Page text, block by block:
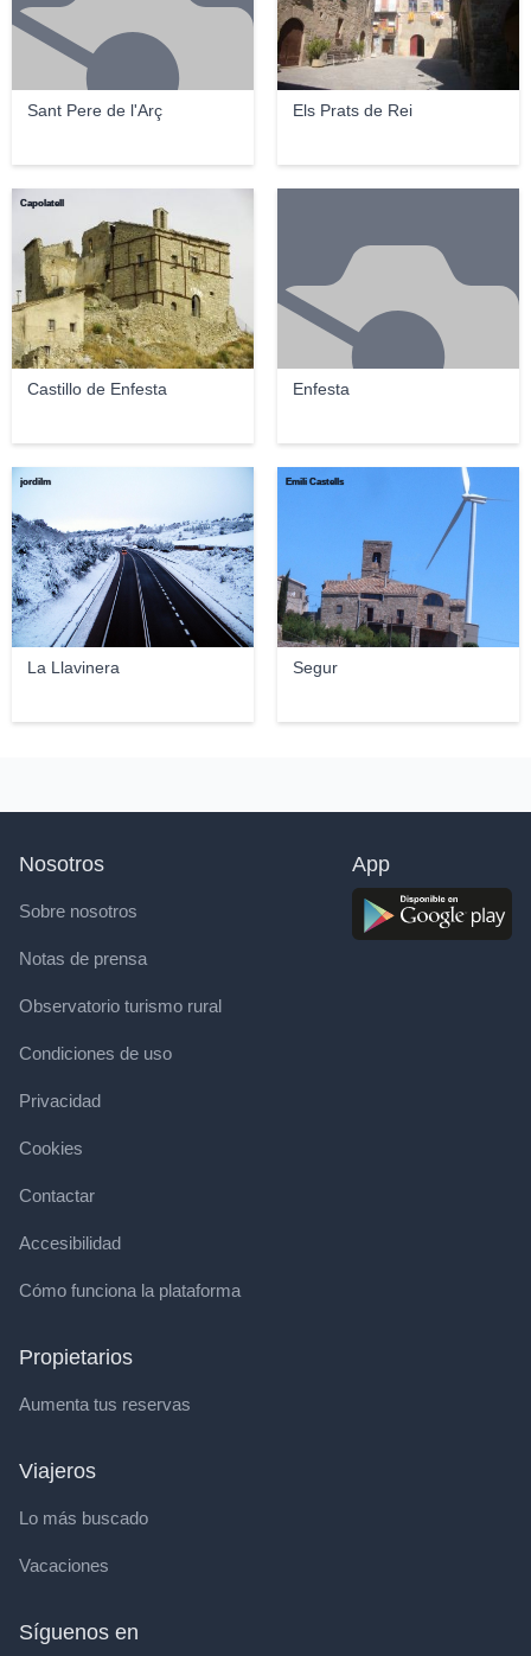
Sant Pere de l'Arç Els Prats de Rei
Castillo de Enfesta
Capolatell
Enfesta
La Llavinera
jordilm
Segur
Emili Castells
Nosotros
Sobre nosotros
Notas de prensa
Observatorio turismo rural
Condiciones de uso
Privacidad
Cookies
Contactar
Accesibilidad
Cómo funciona la plataforma
Propietarios
Aumenta tus reservas
Viajeros
Lo más buscado
Vacaciones
App
Síguenos en